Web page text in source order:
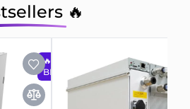
🔥
🔥
BESTSELLER